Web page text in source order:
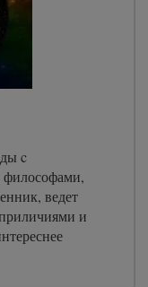
c
философами,
ведет
и